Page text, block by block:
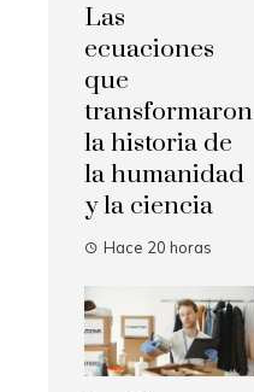
Las
ecuaciones
que
transformaron
la historia de
la humanidad
y la ciencia
Hace 20 horas